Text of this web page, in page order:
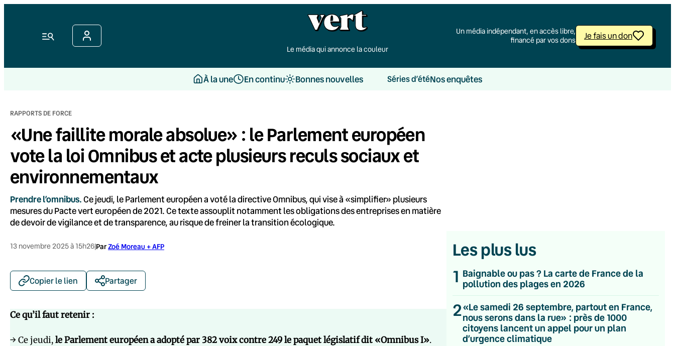
Menu
Le média qui annonce la couleur
Un média indépendant, en accès libre,
financé par vos dons
Je fais un don
À la une En continu Bonnes nouvelles Séries d’étéNos enquêtes
RAPPORTS DE FORCE
«Une faillite morale absolue» : le Parlement européen
vote la loi Omnibus et acte plusieurs reculs sociaux et
environnementaux
Prendre l’omnibus.Ce jeudi, le Parlement européen a voté la directive Omnibus, qui vise à «simplifier» plusieurs
mesures du Pacte vert européen de 2021. Ce texte assouplit notamment les obligations des entreprises en matière
de devoir de vigilance et de transparence, au risque de freiner la transition écologique.
13 novembre 2025 à 15h26|ParZoé Moreau + AFP
Copier le lien Partager
Ce qu’il faut retenir :
→ Ce jeudi,le Parlement européen a adopté par 382 voix contre 249 le paquet législatif dit «Omnibus I».
Les plus lus
1 Baignable ou pas ? La carte de France de la
pollution des plages en 2026
2«Le samedi 26 septembre, partout en France,
nous serons dans la rue» : près de 1000
citoyens lancent un appel pour un plan
d’urgence climatique